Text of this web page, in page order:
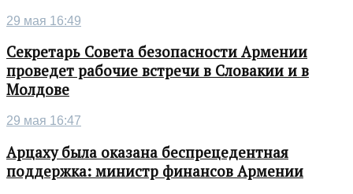
29 мая 16:49
Секретарь Совета безопасности Армении
проведет рабочие встречи в Словакии и в
Молдове
29 мая 16:47
Арцаху была оказана беспрецедентная
поддержка: министр финансов Армении